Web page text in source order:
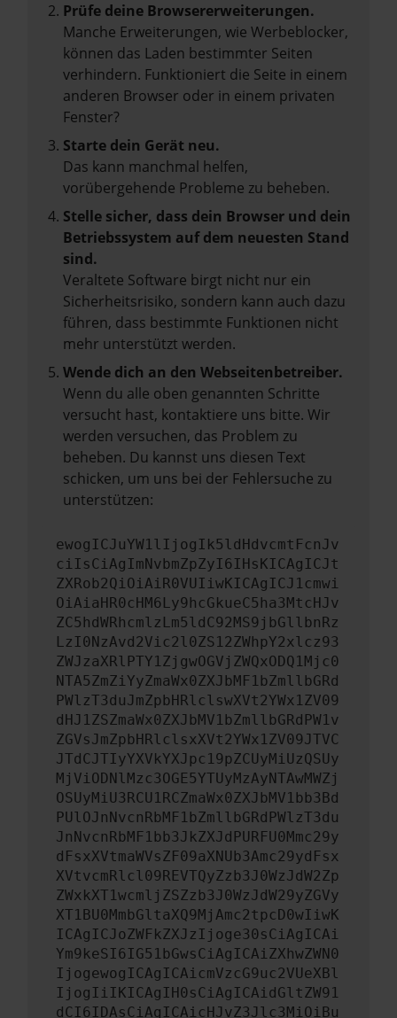
Prüfe deine Browsererweiterungen.
Manche Erweiterungen, wie Werbeblocker,
können das Laden bestimmter Seiten
verhindern. Funktioniert die Seite in einem
anderen Browser oder in einem privaten
Fenster?
Starte dein Gerät neu.
Das kann manchmal helfen,
vorübergehende Probleme zu beheben.
Stelle sicher, dass dein Browser und dein
Betriebssystem auf dem neuesten Stand
sind.
Veraltete Software birgt nicht nur ein
Sicherheitsrisiko, sondern kann auch dazu
führen, dass bestimmte Funktionen nicht
mehr unterstützt werden.
Wende dich an den Webseitenbetreiber.
Wenn du alle oben genannten Schritte
versucht hast, kontaktiere uns bitte. Wir
werden versuchen, das Problem zu
beheben. Du kannst uns diesen Text
schicken, um uns bei der Fehlersuche zu
unterstützen:
ewogICJuYW1lIjogIk5ldHdvcmtFcnJv
ciIsCiAgImNvbmZpZyI6IHsKICAgICJt
ZXRob2QiOiAiR0VUIiwKICAgICJ1cmwi
OiAiaHR0cHM6Ly9hcGkueC5ha3MtcHJv
ZC5hdWRhcmlzLm5ldC92MS9jbGllbnRz
LzI0NzAvd2Vic2l0ZS12ZWhpY2xlcz93
ZWJzaXRlPTY1ZjgwOGVjZWQxODQ1Mjc0
NTA5ZmZiYyZmaWx0ZXJbMF1bZmllbGRd
PWlzT3duJmZpbHRlclswXVt2YWx1ZV09
dHJ1ZSZmaWx0ZXJbMV1bZmllbGRdPW1v
ZGVsJmZpbHRlclsxXVt2YWx1ZV09JTVC
JTdCJTIyYXVkYXJpc19pZCUyMiUzQSUy
MjViODNlMzc3OGE5YTUyMzAyNTAwMWZj
OSUyMiU3RCU1RCZmaWx0ZXJbMV1bb3Bd
PUlOJnNvcnRbMF1bZmllbGRdPWlzT3du
JnNvcnRbMF1bb3JkZXJdPURFU0Mmc29y
dFsxXVtmaWVsZF09aXNUb3Amc29ydFsx
XVtvcmRlcl09REVTQyZzb3J0WzJdW2Zp
ZWxkXT1wcmljZSZzb3J0WzJdW29yZGVy
XT1BU0MmbGltaXQ9MjAmc2tpcD0wIiwK
ICAgICJoZWFkZXJzIjoge30sCiAgICAi
Ym9keSI6IG51bGwsCiAgICAiZXhwZWN0
IjogewogICAgICAicmVzcG9uc2VUeXBl
IjogIiIKICAgIH0sCiAgICAidGltZW91
dCI6IDAsCiAgICAicHJvZ3Jlc3MiOiBu